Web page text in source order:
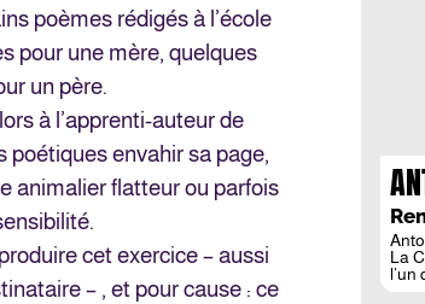
poèmes rédigés à l’école
pour une mère, quelques
un père.
à l’apprenti-auteur de
poétiques envahir sa page,
animalier flatteur ou parfois
cet exercice – aussi
– , et pour cause : ce
La